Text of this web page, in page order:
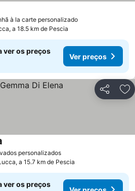
à la carte personalizadoVer preços
a 18.5 km de Pescia
ver os preços
Ver preços
Partilhar
personalizadosVer preços
a 15.7 km de Pescia
ver os preços